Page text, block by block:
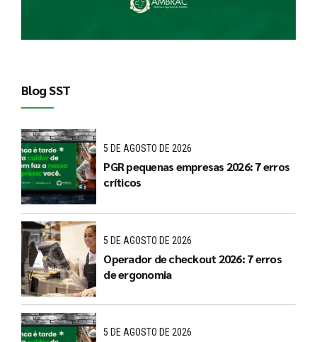
Blog SST
5 DE AGOSTO DE 2026
PGR pequenas empresas 2026: 7 erros
críticos
5 DE AGOSTO DE 2026
Operador de checkout 2026: 7 erros
de ergonomia
5 DE AGOSTO DE 2026